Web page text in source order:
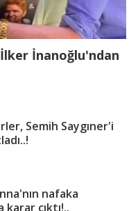
İnanoğlu'ndan
Semih Saygıner'i
nafaka
karar çıktı!..